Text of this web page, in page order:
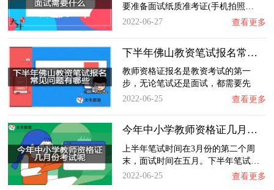
要准备面试纸质准考证(手机拍照…
2022-06-27
查看更多
下半年佛山教资笔试报名常见问题有哪些？
教师资格证报名是教资考试的第一
步，无论笔试还是面试，都需要先
报…
2022-06-25 查看更多
今年中小学教师资格证几月份考试呢？
上半年笔试时间在3月份的第二个周
末，面试时间在五月。下半年笔试…
2022-06-25
查看更多